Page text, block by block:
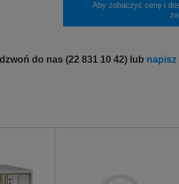
Aby zobaczyć cenę i
do nas (22 831 10 42) lub napisz